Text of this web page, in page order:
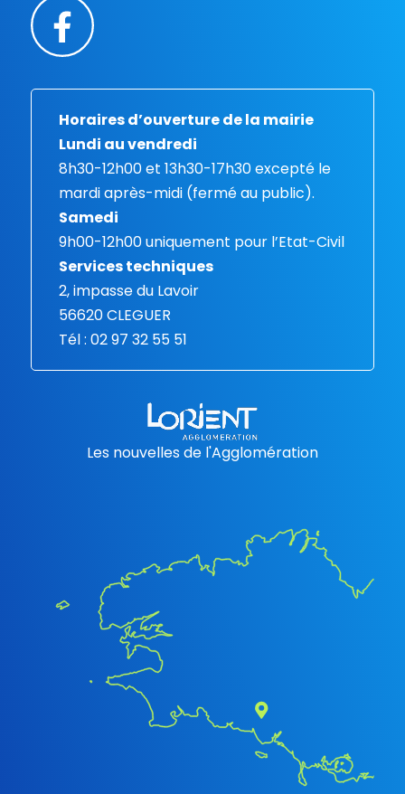
Horaires d’ouverture de la mairie
Lundi au vendredi
8h30-12h00 et 13h30-17h30 excepté le
mardi après-midi (fermé au public).
Samedi
9h00-12h00 uniquement pour l’Etat-Civil
Services techniques
2, impasse du Lavoir
56620 CLEGUER
Tél : 02 97 32 55 51
Les nouvelles de l'Agglomération